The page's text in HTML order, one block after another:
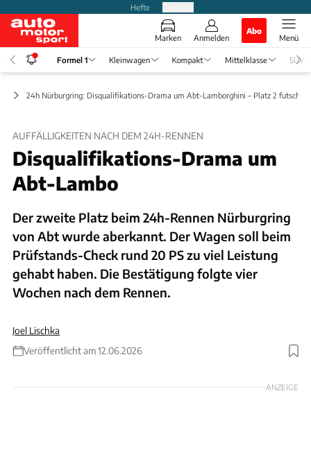
Hefte
Marken Anmelden
Abo
Menü
Formel 1 Kleinwagen Kompakt Mittelklasse SUV
24h Nürburgring: Disqualifikations-Drama um Abt-Lamborghini – Platz 2 futsch!
AUFFÄLLIGKEITEN NACH DEM 24H-RENNEN
Disqualifikations-Drama um
Abt-Lambo
Der zweite Platz beim 24h-Rennen Nürburgring
von Abt wurde aberkannt. Der Wagen soll beim
Prüfstands-Check rund 20 PS zu viel Leistung
gehabt haben. Die Bestätigung folgte vier
Wochen nach dem Rennen.
Joel Lischka
Veröffentlicht am 12.06.2026
Foto: Baldauf
ANZEIGE